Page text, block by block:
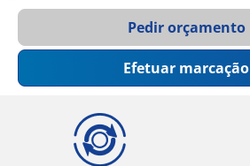
Pedir orçamento
Efetuar marcação